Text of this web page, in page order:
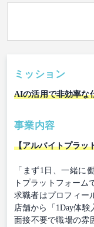
ミッション
AIの活用で非効率な
事業内容
【アルバイトプラッ
「まず1日、一緒に
トプラットフォーム
求職者はプロフィー
店舗から「1Day体験
面接不要で職場の雰